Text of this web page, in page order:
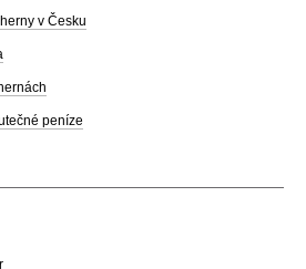
v Česku
peníze